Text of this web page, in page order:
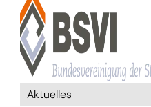
Aktuelles